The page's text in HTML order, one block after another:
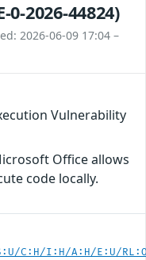
0-2026-44824)
2026-06-09 17:04 –
Vulnerability
Office allows
code locally.
C:H/I:H/A:H/E:U/